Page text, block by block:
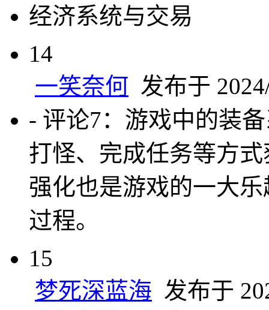
经济系统与交易
14
一笑奈何 发布于
- 评论7：游戏中的装
打怪、完成任务等方
强化也是游戏的一大
过程。
15
梦死深蓝海 发布于